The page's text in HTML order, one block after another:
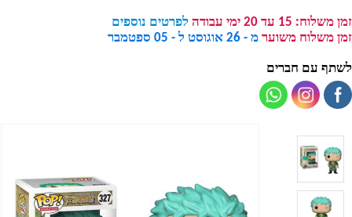
זמן משלוח:
לפרטים נוספים
זמן משלוח משוער מ - 26 אוגוסט ל - 05 ספטמבר
לשתף עם חברים